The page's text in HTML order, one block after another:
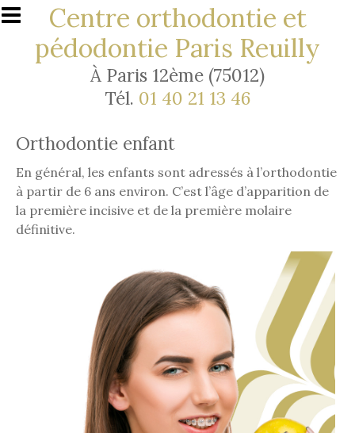
Aller au contenu principal
Centre orthodontie et
pédodontie Paris Reuilly
À Paris 12ème (75012)
Tél. 01 40 21 13 46
Orthodontie enfant
En général, les enfants sont adressés à l’orthodontie
à partir de 6 ans environ. C’est l’âge d’apparition de
la première incisive et de la première molaire
définitive.